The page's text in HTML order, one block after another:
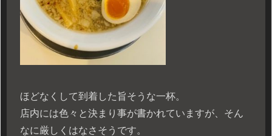
ほどなくして到着した旨そうな一杯。
店内には色々と決まり事が書かれていますが、そん
なに厳しくはなさそうです。